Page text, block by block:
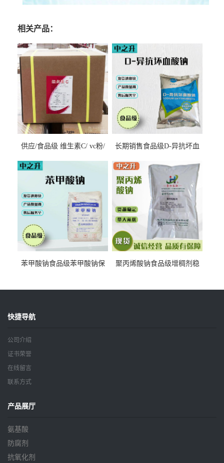
相关产品：
供应/食品级 维生素C/ vc粉/
长期销售食品级D-异抗坏血
苯甲酸钠食品级苯甲酸钠保
聚丙烯酸钠食品级增稠剂稳
快捷导航
公司介绍
证书荣誉
在线留言
联系方式
产品展厅
氨基酸
防腐剂
抗氧化剂